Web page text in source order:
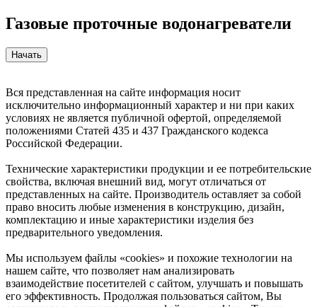
Газовые проточные водонагреватели
Вся представленная на сайте информация носит
исключительно информационный характер и ни при каких
условиях не является публичной офертой, определяемой
положениями Статей 435 и 437 Гражданского кодекса
Российской Федерации.
Технические характеристики продукции и ее потребительские
свойства, включая внешний вид, могут отличаться от
представленных на сайте. Производитель оставляет за собой
право вносить любые изменения в конструкцию, дизайн,
комплектацию и иные характеристики изделия без
предварительного уведомления.
Мы используем файлы «cookies» и похожие технологии на
нашем сайте, что позволяет нам анализировать
взаимодействие посетителей с сайтом, улучшать и повышать
его эффективность. Продолжая пользоваться сайтом, Вы